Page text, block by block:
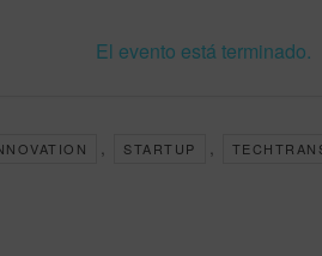
El evento está terminado.
, STARTUP ,